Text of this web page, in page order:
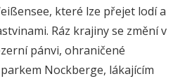
které lze přejet lodí a
Ráz krajiny se změní v
pánvi, ohraničené
Nockberge, lákajícím